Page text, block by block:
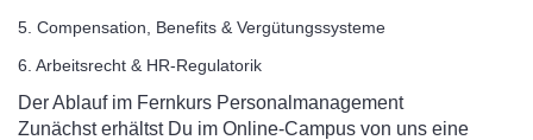
5. Compensation, Benefits & Vergütungssysteme
6. Arbeitsrecht & HR-Regulatorik
Der Ablauf im Fernkurs Personalmanagement
Zunächst erhältst Du im Online-Campus von uns eine